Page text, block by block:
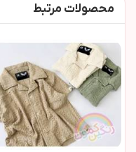
محصولات مرتبط